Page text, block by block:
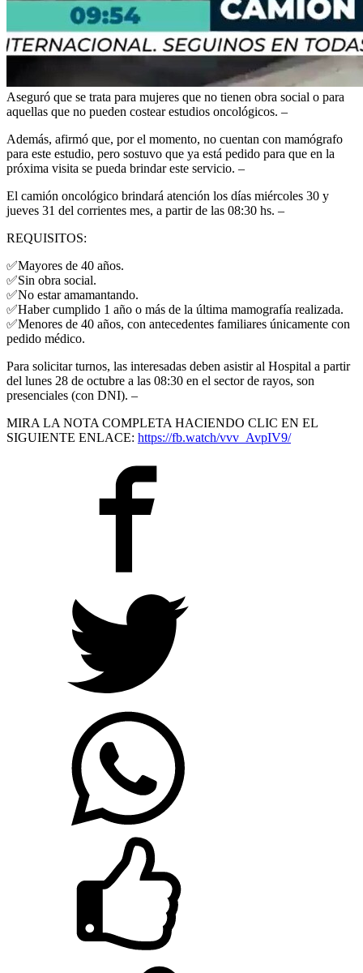
Aseguró que se trata para mujeres que no tienen obra social o para
aquellas que no pueden costear estudios oncológicos. –
Además, afirmó que, por el momento, no cuentan con mamógrafo
para este estudio, pero sostuvo que ya está pedido para que en la
próxima visita se pueda brindar este servicio. –
El camión oncológico brindará atención los días miércoles 30 y
jueves 31 del corrientes mes, a partir de las 08:30 hs. –
REQUISITOS:
✅Mayores de 40 años.
✅Sin obra social.
✅No estar amamantando.
✅Haber cumplido 1 año o más de la última mamografía realizada.
✅Menores de 40 años, con antecedentes familiares únicamente con
pedido médico.
Para solicitar turnos, las interesadas deben asistir al Hospital a partir
del lunes 28 de octubre a las 08:30 en el sector de rayos, son
presenciales (con DNI). –
MIRA LA NOTA COMPLETA HACIENDO CLIC EN EL
SIGUIENTE ENLACE: https://fb.watch/vvv_AvpIV9/